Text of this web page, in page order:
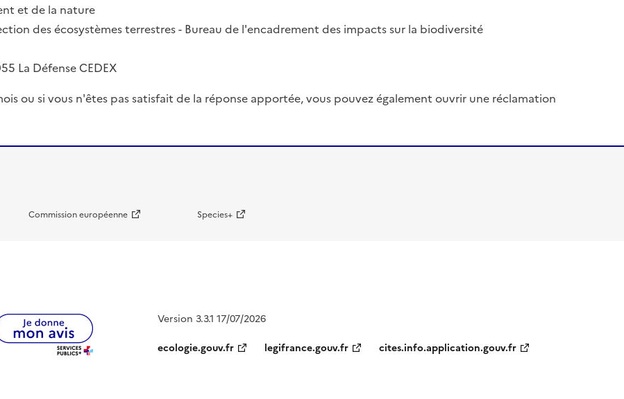
et de la nature
des écosystèmes terrestres - Bureau de l'encadrement des impacts sur la biodiversité
La Défense CEDEX
ou si vous n'êtes pas satisfait de la réponse apportée, vous pouvez également ouvrir une réclamation
Commission européenne Species+
Version 3.3.1 17/07/2026
ecologie.gouv.fr
legifrance.gouv.fr cites.info.application.gouv.fr